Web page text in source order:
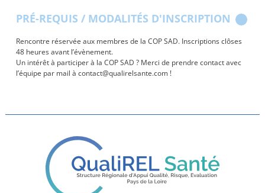
PRÉ-REQUIS / MODALITÉS D'INSCRIPTION
Rencontre réservée aux membres de la COP SAD. Inscriptions clôses
48 heures avant l’évènement.
Un intérêt à participer à la COP SAD ? Merci de prendre contact avec
l’équipe par mail à contact@qualirelsante.com !